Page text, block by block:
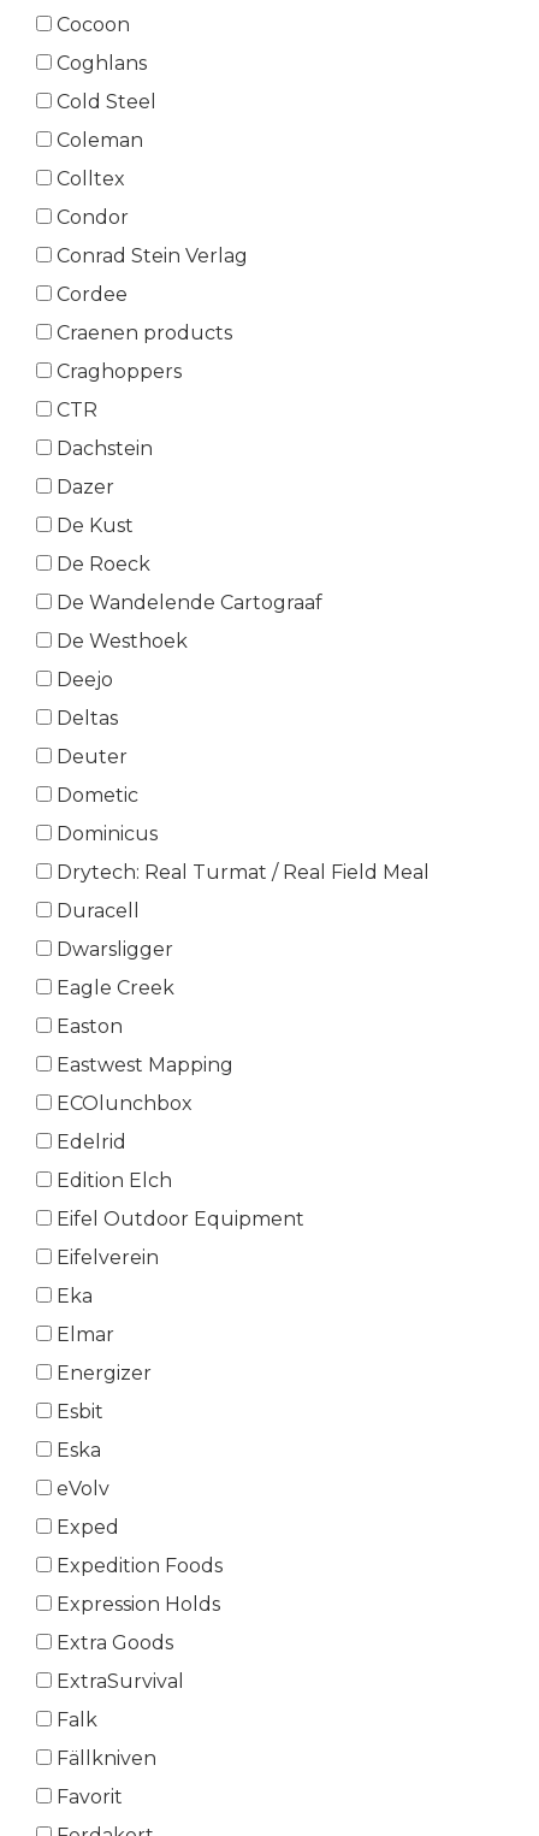
Cocoon
Coghlans
Cold Steel
Coleman
Colltex
Condor
Conrad Stein Verlag
Cordee
Craenen products
Craghoppers
CTR
Dachstein
Dazer
De Kust
De Roeck
De Wandelende Cartograaf
De Westhoek
Deejo
Deltas
Deuter
Dometic
Dominicus
Drytech: Real Turmat / Real Field Meal
Duracell
Dwarsligger
Eagle Creek
Easton
Eastwest Mapping
ECOlunchbox
Edelrid
Edition Elch
Eifel Outdoor Equipment
Eifelverein
Eka
Elmar
Energizer
Esbit
Eska
eVolv
Exped
Expedition Foods
Expression Holds
Extra Goods
ExtraSurvival
Falk
Fällkniven
Favorit